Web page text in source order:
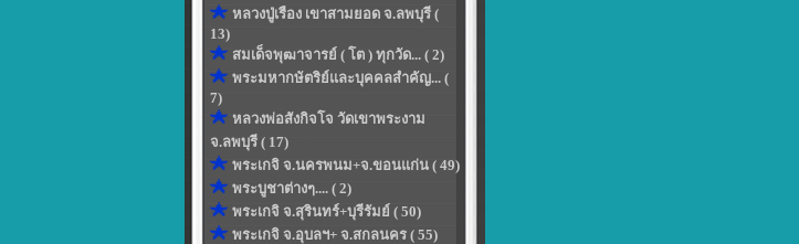
หลวงปู่เรือง เขาสามยอด จ.ลพบุรี (
13)
สมเด็จพุฒาจารย์ ( โต ) ทุกวัด... ( 2)
พระมหากษัตริย์และบุคคลสำคัญ... (
7)
หลวงพ่อสังกิจโจ วัดเขาพระงาม
จ.ลพบุรี ( 17)
พระเกจิ จ.นครพนม+จ.ขอนแก่น ( 49)
พระบูชาต่างๆ.... ( 2)
พระเกจิ จ.สุรินทร์+บุรีรัมย์ ( 50)
พระเกจิ จ.อุบลฯ+ จ.สกลนคร ( 55)